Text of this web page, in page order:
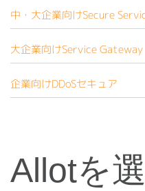
優れたデジタルエクスペリ
ネスの優先度に合わせアプ
中・大企業向けSecure
優れたデジタルエクスペリ
度に合わせアプリケーショ
さらに詳しく知る »
大企業向けService Gateway
優れたデジタルエクスペリ
ン、オンラインサービスの
企業向けDDoSセキュア
Allotを